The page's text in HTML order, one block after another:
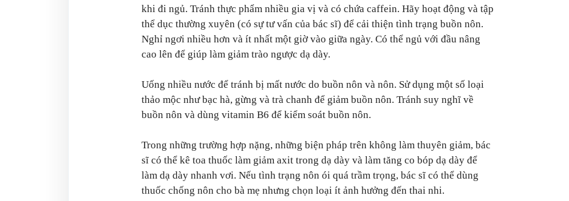
khi đi ngủ. Tránh thực phẩm nhiều gia vị và có chứa caffein. Hãy hoạt động và tập
thể dục thường xuyên (có sự tư vấn của bác sĩ) để cải thiện tình trạng buồn nôn.
Nghỉ ngơi nhiều hơn và ít nhất một giờ vào giữa ngày. Có thể ngủ với đầu nâng
cao lên để giúp làm giảm trào ngược dạ dày.
Uống nhiều nước để tránh bị mất nước do buồn nôn và nôn. Sử dụng một số loại
thảo mộc như bạc hà, gừng và trà chanh để giảm buồn nôn. Tránh suy nghĩ về
buồn nôn và dùng vitamin B6 để kiểm soát buồn nôn.
Trong những trường hợp nặng, những biện pháp trên không làm thuyên giảm, bác
sĩ có thể kê toa thuốc làm giảm axit trong dạ dày và làm tăng co bóp dạ dày để
làm dạ dày nhanh vơi. Nếu tình trạng nôn ói quá trầm trọng, bác sĩ có thể dùng
thuốc chống nôn cho bà mẹ nhưng chọn loại ít ảnh hưởng đến thai nhi.